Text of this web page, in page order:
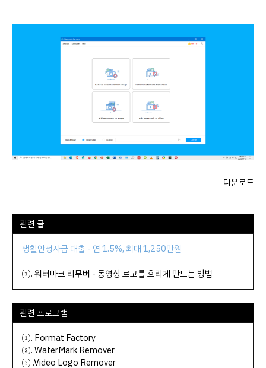
다운로드
관련 글
생활안정자금 대출 - 연 1.5%, 최대 1,250만원
⑴.워터마크 리무버 - 동영상 로고를 흐리게 만드는 방법
관련 프로그램
⑴. Format Factory
⑵.WaterMark Remover
⑶ .Video Logo Remover